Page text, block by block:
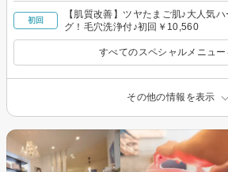
初回
【肌質改善】ツヤたまご肌♪大人気
グ！毛穴洗浄付♪初回￥10,560
すべてのスペシャルメニュー
その他の情報を表示